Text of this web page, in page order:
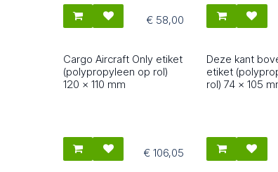
€ 58,00
80520
Cargo Aircraft Only etiket
(polypropyleen op rol)
120 x 110 mm
€106,05
80512
Deze kant
etiket
rol) 74 x 105